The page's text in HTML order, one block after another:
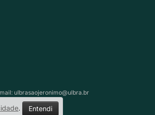
ulbrasaojeronimo@ulbra.br
. Entendi